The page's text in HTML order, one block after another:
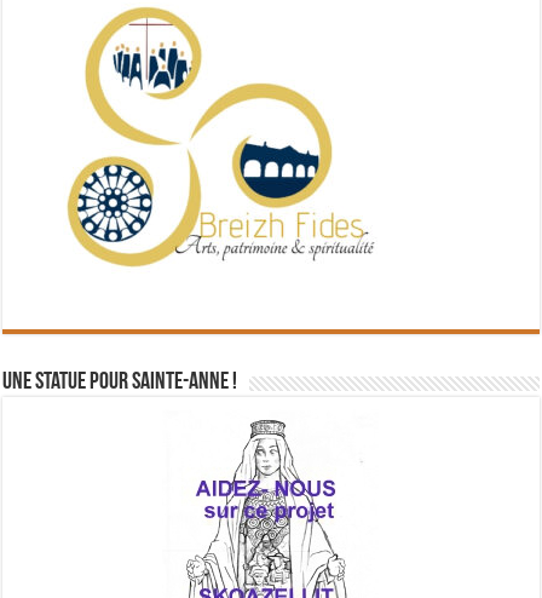
Une statue pour Sainte-Anne !